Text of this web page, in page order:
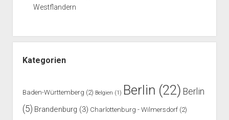
Westflandern
Kategorien
Baden-Württemberg (2) Belgien (1) Berlin (22) Berlin
(5) Brandenburg (3) Charlottenburg - Wilmersdorf(2)